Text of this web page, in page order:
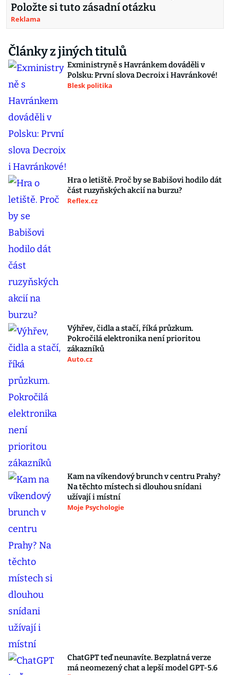
Položte si tuto zásadní otázku
Reklama
Články z jiných titulů
Exministryně s Havránkem dováděli v
Polsku: První slova Decroix i Havránkové!
Blesk politika
Hra o letiště. Proč by se Babišovi hodilo dát
část ruzyňských akcií na burzu?
Reflex.cz
Výhřev, čidla a stačí, říká průzkum.
Pokročilá elektronika není prioritou
zákazníků
Auto.cz
Kam na víkendový brunch v centru Prahy?
Na těchto místech si dlouhou snídani
užívají i místní
Moje Psychologie
ChatGPT teď neunavíte. Bezplatná verze
má neomezený chat a lepší model GPT-5.6